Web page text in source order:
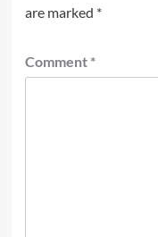
are marked *
Comment *